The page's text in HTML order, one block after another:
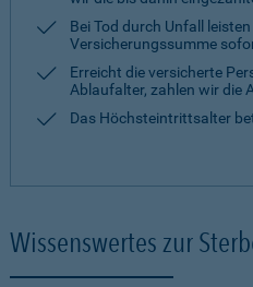
Bei Tod durch Unfall
Versicherungssumme
Erreicht die versicherte
Ablaufalter, zahlen wir die
Das Höchsteintrittsalter
Wissenswertes zur